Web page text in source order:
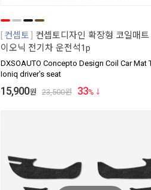
컨셉토
컨셉토디자인 확장형 코일매
이오닉 전기차 운전석1p
DXSOAUTO Concepto Design Coil Car Mat
Ioniq driver's seat
15,900원 23,500원 33%